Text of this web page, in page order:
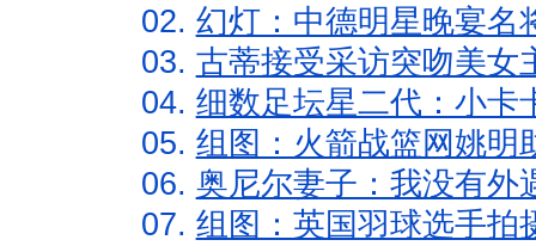
02. 幻灯：中德明星晚宴名
03. 古蒂接受采访突吻美女
04. 细数足坛星二代：小卡
05. 组图：火箭战篮网姚明
06. 奥尼尔妻子：我没有外
07. 组图：英国羽球选手拍